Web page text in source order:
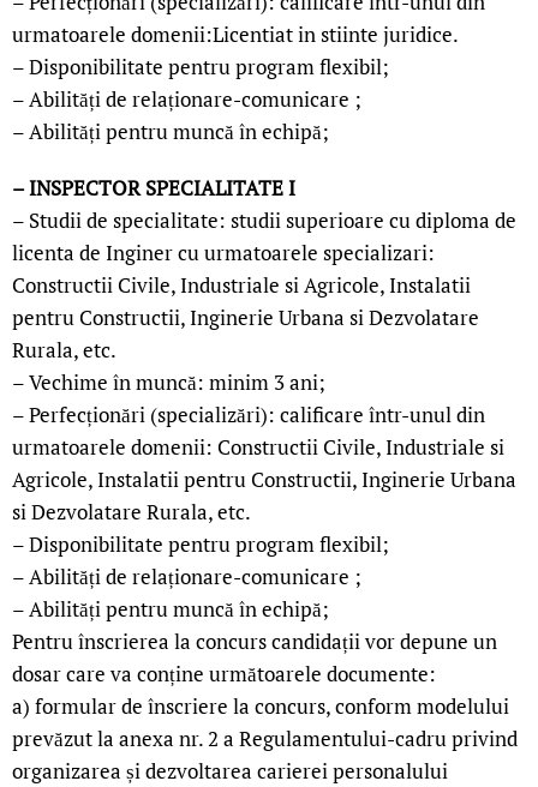
urmatoarele domenii:Licentiat in stiinte juridice.
– Disponibilitate pentru program flexibil;
– Abilități de relaționare-comunicare ;
– Abilități pentru muncă în echipă;
– INSPECTOR SPECIALITATE I
– Studii de specialitate: studii superioare cu diploma de
licenta de Inginer cu urmatoarele specializari:
Constructii Civile, Industriale si Agricole, Instalatii
pentru Constructii, Inginerie Urbana si Dezvolatare
Rurala, etc.
– Vechime în muncă: minim 3 ani;
– Perfecționări (specializări): calificare într-unul din
urmatoarele domenii: Constructii Civile, Industriale si
Agricole, Instalatii pentru Constructii, Inginerie Urbana
si Dezvolatare Rurala, etc.
– Disponibilitate pentru program flexibil;
– Abilități de relaționare-comunicare ;
– Abilități pentru muncă în echipă;
Pentru înscrierea la concurs candidații vor depune un
dosar care va conține următoarele documente:
a) formular de înscriere la concurs, conform modelului
prevăzut la anexa nr. 2 a Regulamentului-cadru privind
organizarea și dezvoltarea carierei personalului